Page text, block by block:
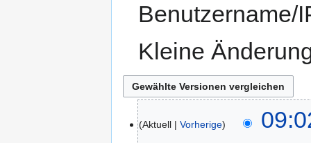
Benutzername/
Kleine
Aktuell Vorherige